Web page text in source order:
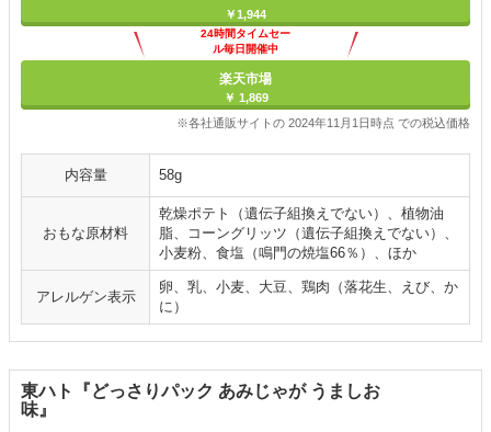
￥1,944
24時間タイムセー
ル毎日開催中
楽天市場
￥ 1,869
※各社通販サイトの 2024年11月1日時点 での税込価格
内容量 58g
おもな原材料
乾燥ポテト（遺伝子組換えでない）、植物油
脂、コーングリッツ（遺伝子組換えでない）、
小麦粉、食塩（鳴門の焼塩66％）、ほか
アレルゲン表示
卵、乳、小麦、大豆、鶏肉（落花生、えび、か
に）
東ハト『どっさりパック あみじゃが うましお
味』